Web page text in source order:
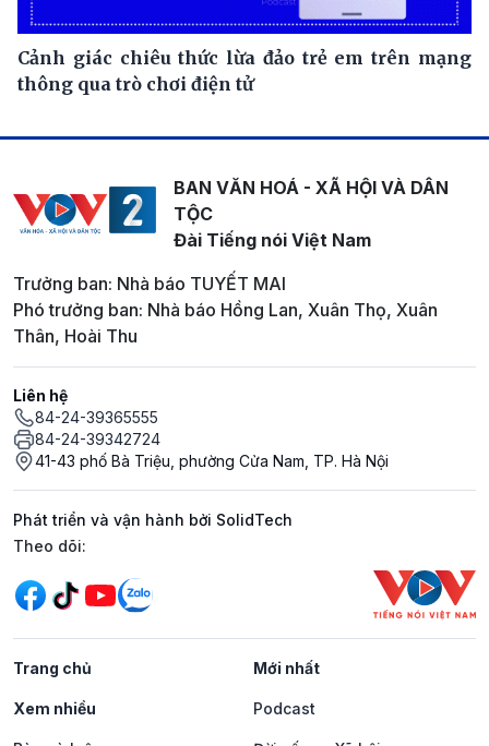
Cảnh giác chiêu thức lừa đảo trẻ em trên mạng
thông qua trò chơi điện tử
BAN VĂN HOÁ - XÃ HỘI VÀ DÂN
TỘC
Đài Tiếng nói Việt Nam
Trưởng ban: Nhà báo TUYẾT MAI
Phó trưởng ban: Nhà báo Hồng Lan, Xuân Thọ, Xuân
Thân, Hoài Thu
Liên hệ
84-24-39365555
84-24-39342724
41-43 phố Bà Triệu, phường Cửa Nam, TP. Hà Nội
Phát triển và vận hành bởi SolidTech
Mạng xã hội
Theo dõi:
Trang chủ Mới nhất
Xem nhiều Podcast